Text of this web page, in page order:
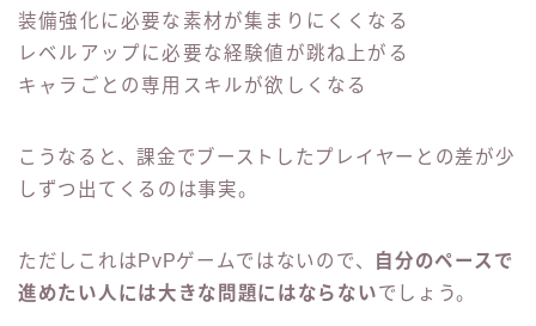
装備強化に必要な素材が集まりにくくなる
レベルアップに必要な経験値が跳ね上がる
キャラごとの専用スキルが欲しくなる
こうなると、課金でブーストしたプレイヤーとの差が少
しずつ出てくるのは事実。
ただしこれはPvPゲームではないので、 自分のペースで
進めたい人には大きな問題にはならないでしょう。